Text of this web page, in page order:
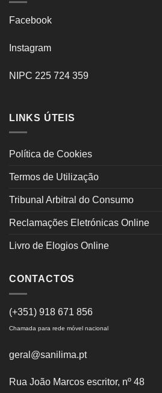
Facebook
Instagram
NIPC 225 724 359
LINKS ÚTEIS
Política de Cookies
Termos de Utilização
Tribunal Arbitral do Consumo
Reclamações Eletrónicas Online
Livro de Elogios Online
CONTACTOS
(+351) 918 671 856
Chamada para rede móvel nacional
geral@sanilima.pt
Rua João Marcos escritor, nº 48